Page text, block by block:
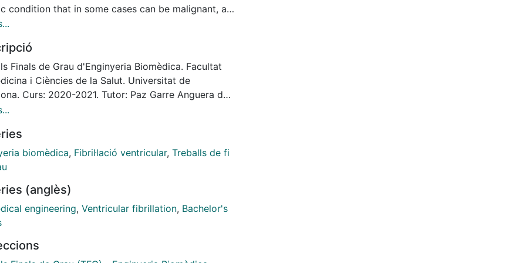
condition that in some cases can be malignant, as
result
PVCs, catheter ablation is used
rate
50-90% for PVC burden reduction.
used has a set of electrodes used to
and objectives. Electrophysiological
of the PVCs
used to characterize the signals expected at
and assess the outcome of the ablation in real-
and methods. Using CARTO3 (Remote Magnetic
29 PVCs (24 patients), from the Arrhythmia Unit
Finals de Grau d'Enginyeria Biomèdica. Facultat
i Ciències de la Salut. Universitat de
Curs: 2020-2021. Tutor: Paz Garre Anguera de
biomèdica, Fibril·lació ventricular, Treballs de fi
(anglès)
engineering, Ventricular fibrillation, Bachelor's